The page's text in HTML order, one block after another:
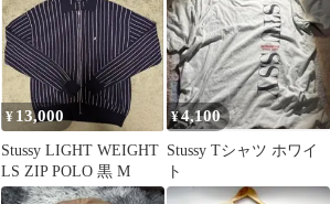
¥ 13,000
Stussy LIGHT WEIGHT
LS ZIP POLO 黒 M
¥4,100
Stussy Tシャツ ホワイ
ト